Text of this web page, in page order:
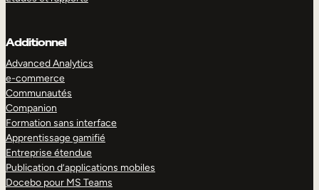
Additionnel
Advanced Analytics
e-commerce
Communautés
Companion
Formation sans interface
Apprentissage gamifié
Entreprise étendue
Publication d’applications mobiles
Docebo pour MS Teams